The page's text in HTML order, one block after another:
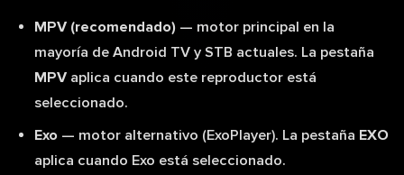
MPV (recomendado)— motor principal en la
mayoría de Android TV y STB actuales. La pestaña
MPVaplica cuando este reproductor está
seleccionado.
Exo — motor alternativo (ExoPlayer). La pestaña EXO
aplica cuando Exo está seleccionado.